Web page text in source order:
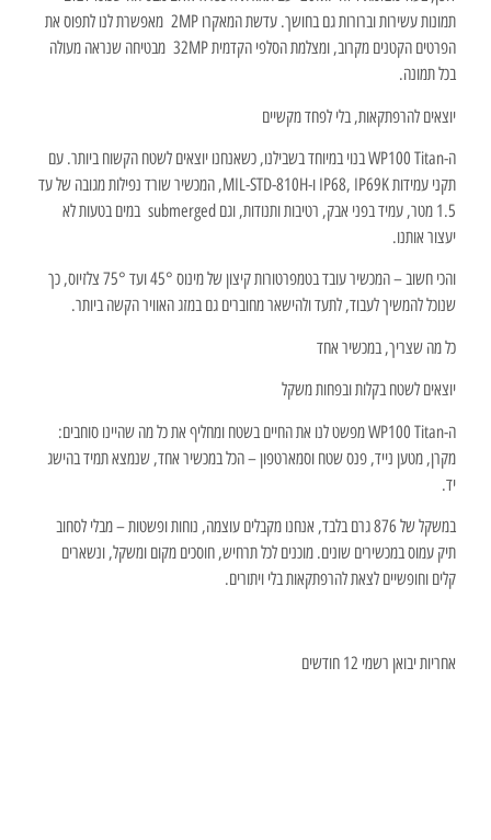
תמונות עשירות וברורות גם בחושך. עדשת המאקרו 2MP מאפשרת לנו לתפוס את
הפרטים הקטנים מקרוב, ומצלמת הסלפי הקדמית 32MP מבטיחה שנראה מעולה
בכל תמונה.
יוצאים להרפתקאות, בלי לפחד מקשיים
ה-WP100 Titan בנוי במיוחד בשבילנו, כשאנחנו יוצאים לשטח הקשוח ביותר. עם
תקני עמידות IP68, IP69K ו-MIL-STD-810H, המכשיר שורד נפילות מגובה של עד
1.5 מטר, עמיד בפני אבק, רטיבות ותנודות, וגם submerged במים בטעות לא
יעצור אותנו.
והכי חשוב – המכשיר עובד בטמפרטורות קיצון של מינוס 45° ועד 75° צלזיוס, כך
שנוכל להמשיך לעבוד, לתעד ולהישאר מחוברים גם במזג האוויר הקשה ביותר.
כל מה שצריך, במכשיר אחד
יוצאים לשטח בקלות ובפחות משקל
ה-WP100 Titan מפשט לנו את החיים בשטח ומחליף את כל מה שהיינו סוחבים:
מקרן, מטען נייד, פנס שטח וסמארטפון – הכל במכשיר אחד, שנמצא תמיד בהישג
יד.
במשקל של 876 גרם בלבד, אנחנו מקבלים עוצמה, נוחות ופשטות – מבלי לסחוב
תיק עמוס במכשירים שונים. מוכנים לכל תרחיש, חוסכים מקום ומשקל, ונשארים
קלים וחופשיים לצאת להרפתקאות בלי ויתורים.
אחריות יבואן רשמי 12 חודשים